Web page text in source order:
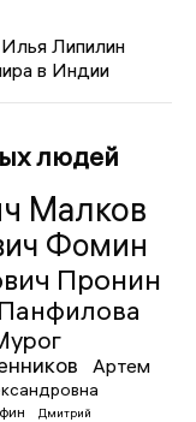
Липилин
в Индии
людей
Малков
Фомин
Пронин
Артем
Дмитрий